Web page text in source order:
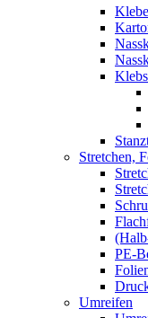
Stretchen,
PE-
Umreifen